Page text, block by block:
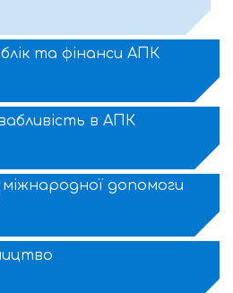
та фінанси АПК
в АПК
допомоги